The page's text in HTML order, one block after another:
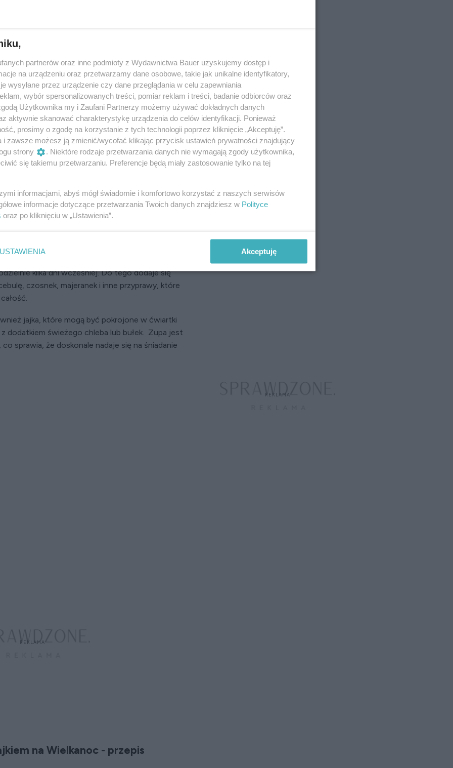
ponieważ
życia
wielkanocnego.
składnikiem jest zakwas z mąki żytniej, który
smak. Przepis na żurek jest znany w Polsce
sięgają czasów słowiańskich, kiedy to kwaśne
w różnych regionach Polski przybrał różne
w Wielkopolsce bardziej kwaskowaty, a na
białej kiełbasy, boczku i ziemniaków.
mięsach, a jego smak podkreślano
czosnek czy liść laurowy.
kiełbasą i jajkiem
to proces, który wymaga nieco czasu, ale efekt
miłośnika tradycyjnej polskiej kuchni.
zakwas.
kilka dni wcześniej. Do tego dodaje się
czosnek, majeranek i inne przyprawy, które
jajka, które mogą być pokrojone w ćwiartki
dodatkiem świeżego chleba lub bułek. Zupa jest
sprawia, że doskonale nadaje się na śniadanie
na Wielkanoc - przepis
partnerów oraz inne podmioty z Wydawnictwa Bauer uzyskujemy dostęp i
na urządzeniu oraz przetwarzamy dane osobowe, takie jak unikalne identyfikatory,
wysyłane przez urządzenie czy dane przeglądania w celu zapewniania
wybór spersonalizowanych treści, pomiar reklam i treści, badanie odbiorców oraz
Użytkownika my i Zaufani Partnerzy możemy używać dokładnych danych
aktywnie skanować charakterystykę urządzenia do celów identyfikacji. Ponieważ
prosimy o zgodę na korzystanie z tych technologii poprzez kliknięcie „Akceptuję”.
i zawsze możesz ją zmienić/wycofać klikając przycisk ustawień prywatności znajdujący
strony
. Niektóre rodzaje przetwarzania danych nie wymagają zgody użytkownika,
się takiemu przetwarzaniu. Preferencje będą miały zastosowanie tylko na tej
informacjami, abyś mógł świadomie i komfortowo korzystać z naszych serwisów
informacje dotyczące przetwarzania Twoich danych znajdziesz w Polityce
oraz po kliknięciu w „Ustawienia”.
USTAWIENIA Akceptuję